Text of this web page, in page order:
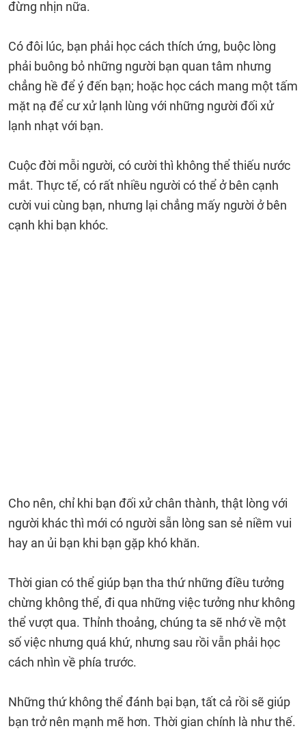
đừng nhịn nữa.
Có đôi lúc, bạn phải học cách thích ứng, buộc lòng
phải buông bỏ những người bạn quan tâm nhưng
chẳng hề để ý đến bạn; hoặc học cách mang một tấm
mặt nạ để cư xử lạnh lùng với những người đối xử
lạnh nhạt với bạn.
Cuộc đời mỗi người, có cười thì không thể thiếu nước
mắt. Thực tế, có rất nhiều người có thể ở bên cạnh
cười vui cùng bạn, nhưng lại chẳng mấy người ở bên
cạnh khi bạn khóc.
Cho nên, chỉ khi bạn đối xử chân thành, thật lòng với
người khác thì mới có người sẵn lòng san sẻ niềm vui
hay an ủi bạn khi bạn gặp khó khăn.
Thời gian có thể giúp bạn tha thứ những điều tưởng
chừng không thể, đi qua những việc tưởng như không
thể vượt qua. Thỉnh thoảng, chúng ta sẽ nhớ về một
số việc nhưng quá khứ, nhưng sau rồi vẫn phải học
cách nhìn về phía trước.
Những thứ không thể đánh bại bạn, tất cả rồi sẽ giúp
bạn trở nên mạnh mẽ hơn. Thời gian chính là như thế.